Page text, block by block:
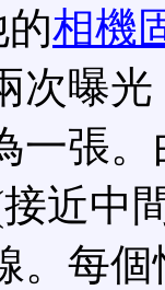
相機
次曝
一張
近中
。每